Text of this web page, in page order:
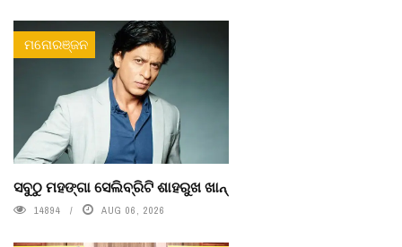
ମନୋରଞ୍ଜନ
ସବୁଠୁ ମହଙ୍ଗା ସେଲିବ୍ରିଟି ଶାହରୁଖ ଖାନ୍
14894 AUG 06, 2026